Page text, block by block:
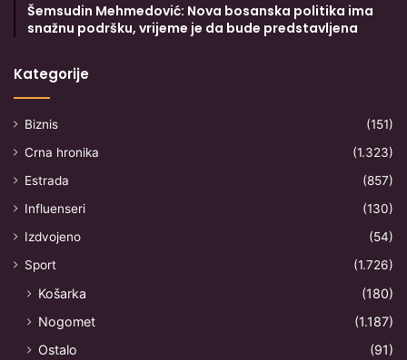
Šemsudin Mehmedović: Nova bosanska politika ima
snažnu podršku, vrijeme je da bude predstavljena
Kategorije
Biznis
(151)
Crna hronika
(1.323)
Estrada
(857)
Influenseri
(130)
Izdvojeno
(54)
Sport
(1.726)
Košarka
(180)
Nogomet
(1.187)
Ostalo
(91)